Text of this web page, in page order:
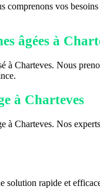
vos
âgées à
à Charteves. Nous
à Charteves
Charteves. Nos
solution rapide et